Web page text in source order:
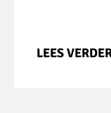
LEES